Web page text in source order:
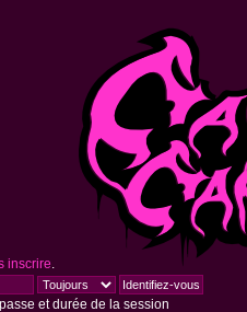
inscrire
et durée de la session